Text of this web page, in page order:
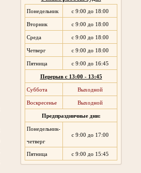
Понедельник с 9:00 до 18:00
Вторник с 9:00 до 18:00
Среда с 9:00 до 18:00
Четверг с 9:00 до 18:00
Пятница с 9:00 до 16:45
Перерыв с 13:00 - 13:45
Суббота Выходной
Воскресенье Выходной
Предпраздничные дни:
Понедельник-
четверг
с 9:00 до 17:00
Пятница с 9:00 до 15:45